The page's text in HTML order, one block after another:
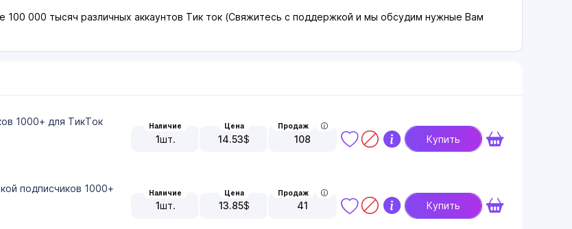
000 тысяч различных аккаунтов Тик ток (Свяжитесь с поддержкой и мы обсудим нужные Вам
1000+ для ТикТок
Наличие
1шт.
Цена
14.53$
Продаж
108 Купить
подписчиков 1000+
Наличие
1шт.
Цена
13.85$
Продаж
41 Купить